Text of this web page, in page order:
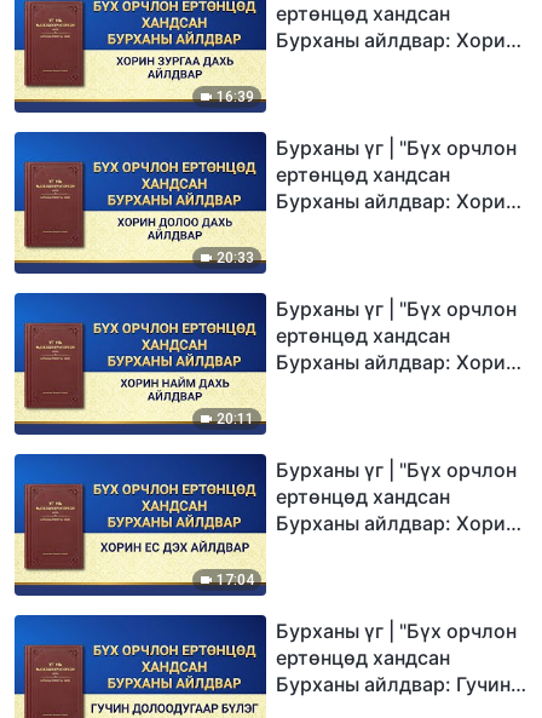
16:39
ертөнцөд хандсан
Бурханы айлдвар: Хорин
20:33
Бурханы үг | "Бүх орчлон
ертөнцөд хандсан
Бурханы айлдвар: Хорин
20:11
Бурханы үг | "Бүх орчлон
ертөнцөд хандсан
Бурханы айлдвар: Хорин
17:04
Бурханы үг | "Бүх орчлон
ертөнцөд хандсан
Бурханы айлдвар: Хорин
Бурханы үг | "Бүх орчлон
ертөнцөд хандсан
Бурханы айлдвар: Гучин